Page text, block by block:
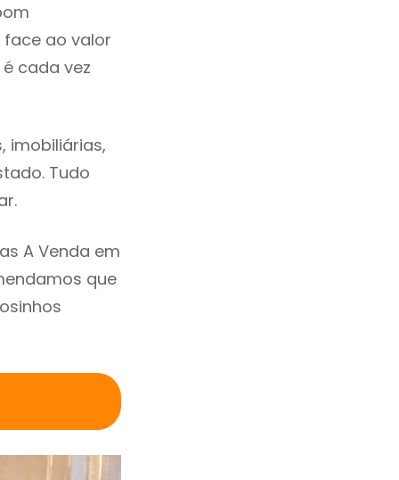
ao valor
cada vez
imobiliárias,
Tudo
A Venda em
que